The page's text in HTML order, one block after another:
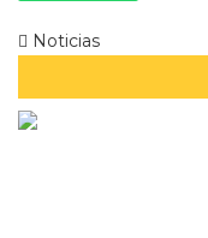
Noticias